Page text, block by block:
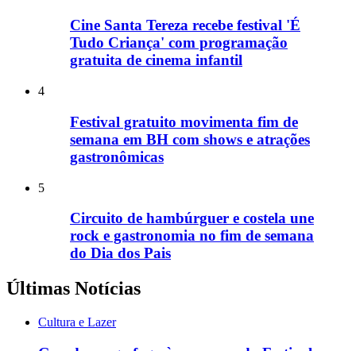
Cine Santa Tereza recebe festival 'É
Tudo Criança' com programação
gratuita de cinema infantil
4
Festival gratuito movimenta fim de
semana em BH com shows e atrações
gastronômicas
5
Circuito de hambúrguer e costela une
rock e gastronomia no fim de semana
do Dia dos Pais
Últimas Notícias
Cultura e Lazer